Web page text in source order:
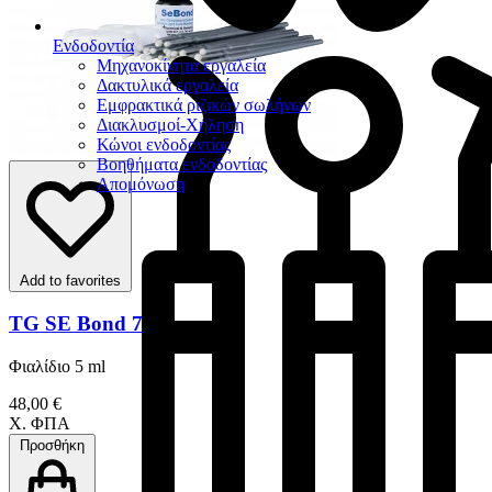
Ενδοδοντία
Μηχανοκίνητα εργαλεία
Δακτυλικά εργαλεία
Εμφρακτικά ριζικών σωλήνων
Διακλυσμοί-Χήληση
Κώνοι ενδοδοντίας
Βοηθήματα ενδοδοντίας
Απομόνωση
Add to favorites
TG SE Bond 7
Φιαλίδιο 5 ml
48,00 €
Χ. ΦΠΑ
Προσθήκη